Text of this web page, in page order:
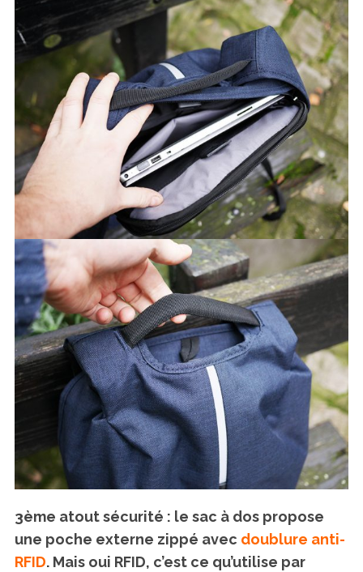
3ème atout sécurité : le sac à dos propose
une poche externe zippé avec doublure anti-
RFID. Mais oui RFID, c’est ce qu’utilise par